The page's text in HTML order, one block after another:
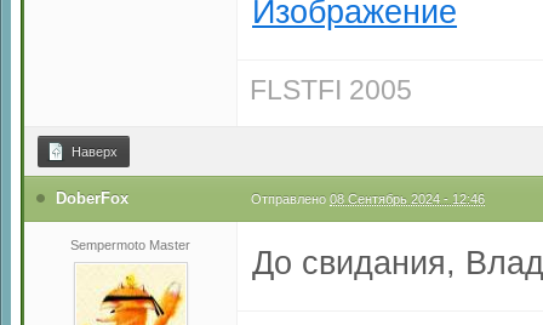
FLSTFI 2005
Наверх
DoberFox Отправлено 08 Сентябрь 2024 - 12:46
Sempermoto Master До свидания,